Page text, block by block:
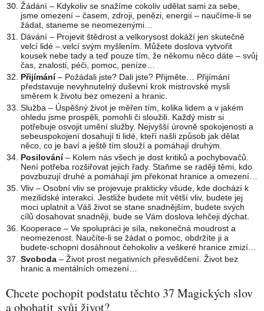
Žádání – Kdykoliv se snažíme cokoliv udělat sami za sebe,
jsme omezení – časem, zdroji, penězi, energií – naučíme-li se
žádat, staneme se neomezenými…
Dávání – Projevit štědrost a velkorysost dokáží jen skutečně
velcí lidé – velcí svým myšlením. Můžete doslova vytvořit
kousek nebe tady a teď pouze tím, že někomu něco dáte – svůj
čas, znalosti, péči, pomoc, peníze…
Přijímání– Požádali jste? Dali jste? Přijměte… Přijímání
představuje nevyhnutelný duševní krok mistrovské mysli
směrem k životu bez omezení a hranic.
Služba – Úspěšný život je měřen tím, kolika lidem a v jakém
ohledu jsme prospěli, pomohli či sloužili. Každý mistr si
potřebuje osvojit umění služby. Nejvyšší úrovně spokojenosti a
sebeuspokojení dosahují ti lidé, kteří našli způsob jak dělat
něco, co je baví a ještě tím slouží a pomáhají druhým.
Posilování– Kolem nás všech je dost kritiků a pochybovačů.
Není potřeba rozšiřovat jejich řady. Staňme se raději těmi, kdo
povzbuzují druhé a pomáhají jim překonat hranice a omezení…
Vliv – Osobní vliv se projevuje prakticky všude, kde dochází k
mezilidské interakci. Jestliže budete mít větší vliv, budete jej
moci uplatnit a Váš život se stane snadnějším, budete svých
cílů dosahovat snadněji, bude se Vám doslova lehčeji dýchat.
Kooperace – Ve spolupráci je síla, nekonečná moudrost a
neomezenost. Naučíte-li se žádat o pomoc, obdržíte ji a
budete-schopni dosáhnout čehokoliv a veškeré hranice zmizí…
Svoboda – Život prost negativních přesvědčení. Život bez
hranic a mentálních omezení…
Chcete pochopit podstatu těchto 37 Magických slov
a obohatit svůj život?